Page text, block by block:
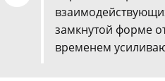
замкнутой форме
временем